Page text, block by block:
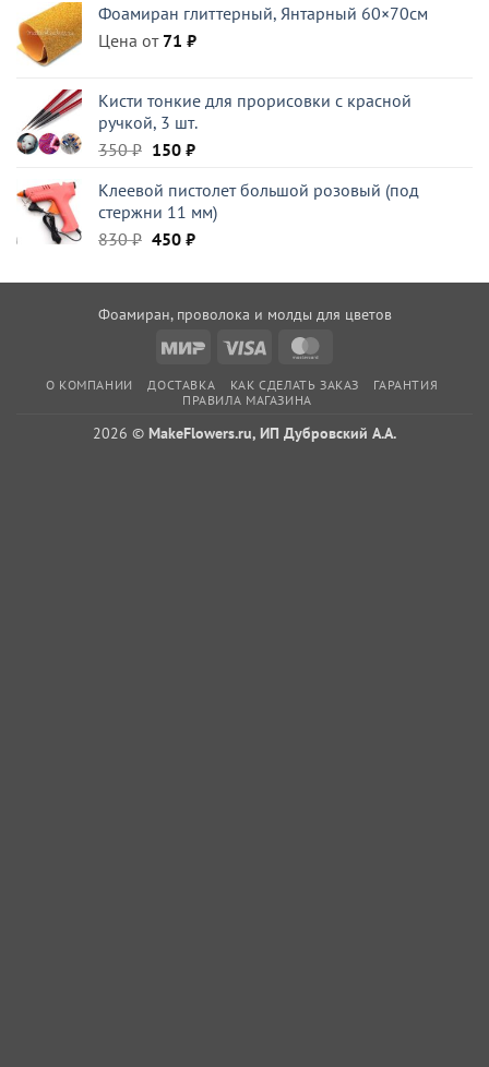
составляла
395 ₽.
300 ₽.
Фоамиран глиттерный, Янтарный 60×70см
Цена от 71 ₽
Кисти тонкие для прорисовки с красной
ручкой, 3 шт.
350₽ Первоначальная
составляла
350 ₽.
150 ₽Текущая
150 ₽.
Клеевой пистолет большой розовый (под
стержни 11 мм)
830₽ Первоначальная
составляла
450 ₽Текущая
450 ₽.
Фоамиран, проволока и молды для цветов
Mir
Visa
О КОМПАНИИ ДОСТАВКА КАК СДЕЛАТЬ ЗАКАЗ
ГАРАНТИЯ
ПРАВИЛА МАГАЗИНА
2026 © MakeFlowers.ru, ИП Дубровский А.А.